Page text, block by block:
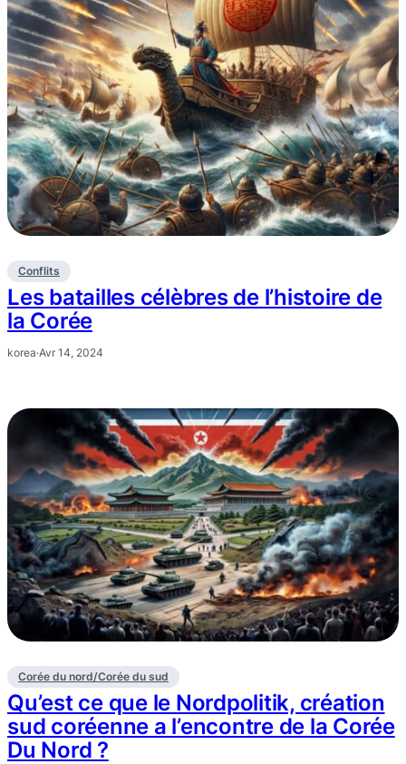
Conflits
Les batailles célèbres de l’histoire de
la Corée
korea·Avr 14, 2024
Corée du nord/Corée du sud
Qu’est ce que le Nordpolitik, création
sud coréenne a l’encontre de la Corée
Du Nord ?